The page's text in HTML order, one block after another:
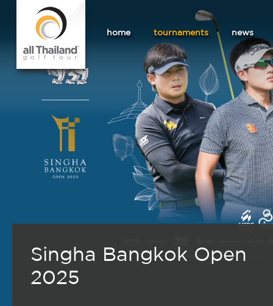
home tournaments news
Singha Bangkok Open
2025